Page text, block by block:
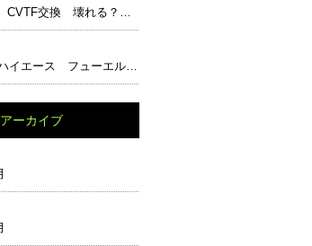
ATF交換 CVTF交換 壊れる？ 嘘？本当？ トルコン太郎完璧？ 最強？ 正しい知識と解説 過走行
２００系ハイエース フューエルフィルター交換 チェックランプ
アーカイブ